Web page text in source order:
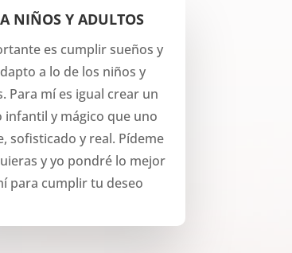
NIÑOS Y ADULTOS
es cumplir sueños y
a lo de los niños y
Para mí es igual crear un
infantil y mágico que uno
sofisticado y real. Pídeme
y yo pondré lo mejor
para cumplir tu deseo